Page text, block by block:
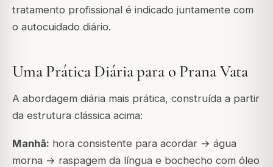
tratamento profissional é indicado juntamente com
o autocuidado diário.
Uma Prática Diária para o Prana Vata
A abordagem diária mais prática, construída a partir
da estrutura clássica acima:
Manhã: hora consistente para acordar → água
morna → raspagem da língua e bochecho com óleo